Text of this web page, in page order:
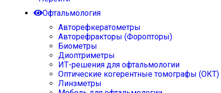
Офтальмология
Авторефкератометры
Авторефракторы (Форопторы)
Биометры
Диоптриметры
ИТ-решения для офтальмологии
Оптические когерентные томографы (ОКТ)
Линзметры